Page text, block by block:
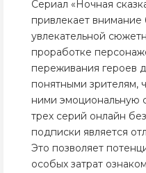
Сериал «Ночная
привлекает внимание
увлекательной
проработке
переживания героев
понятными зрителям,
ними эмоциональную
трех серий онлайн
подписки является
Это позволяет
особых затрат